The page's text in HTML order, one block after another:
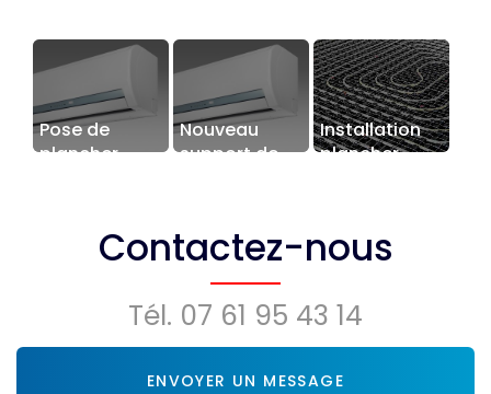
Pose de
plancher
Nouveau
support de
Installation
plancher
Contactez-nous
Tél. 07 61 95 43 14
ENVOYER UN MESSAGE